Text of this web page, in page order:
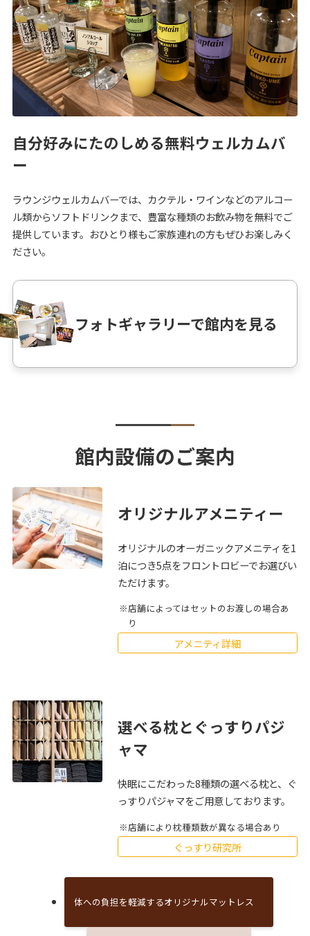
自分好みにたのしめる無料ウェルカムバ
ー
ラウンジウェルカムバーでは、カクテル・ワインなどのアルコー
ル類からソフトドリンクまで、豊富な種類のお飲み物を無料でご
提供しています。おひとり様もご家族連れの方もぜひお楽しみく
ださい。
フォトギャラリーで館内を見る
館内設備のご案内
オリジナルアメニティー
オリジナルのオーガニックアメニティを1
泊につき5点をフロントロビーでお選びい
ただけます。
店舗によってはセットのお渡しの場合あ
り
アメニティ詳細
選べる枕とぐっすりパジ
ャマ
快眠にこだわった8種類の選べる枕と、ぐ
っすりパジャマをご用意しております。
店舗により枕種類数が異なる場合あり
ぐっすり研究所
体への負担を軽減するオリジナルマットレス